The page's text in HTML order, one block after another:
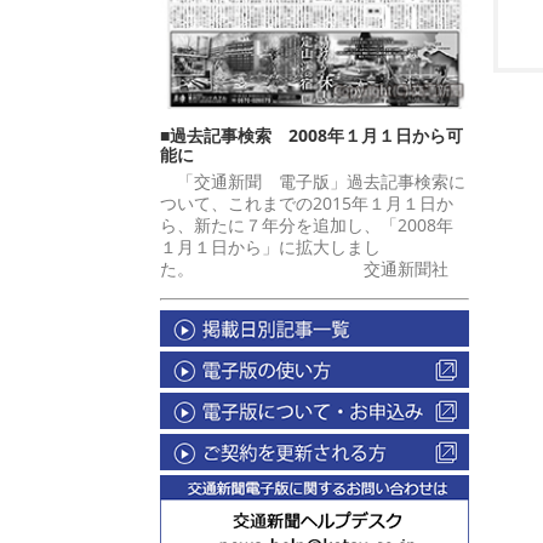
■過去記事検索 2008年１月１日から可
能に
「交通新聞 電子版」過去記事検索に
ついて、これまでの2015年１月１日か
ら、新たに７年分を追加し、「2008年
１月１日から」に拡大しまし
た。 交通新聞社